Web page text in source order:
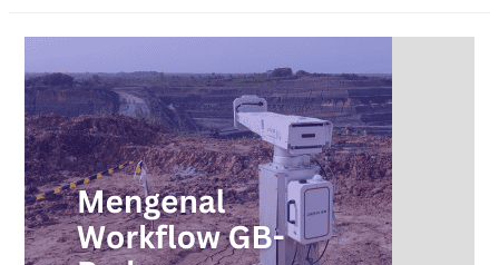
Workflow
Radar
Mendeteksi
hingga
Memprediksi
Failure
di
Tambang?